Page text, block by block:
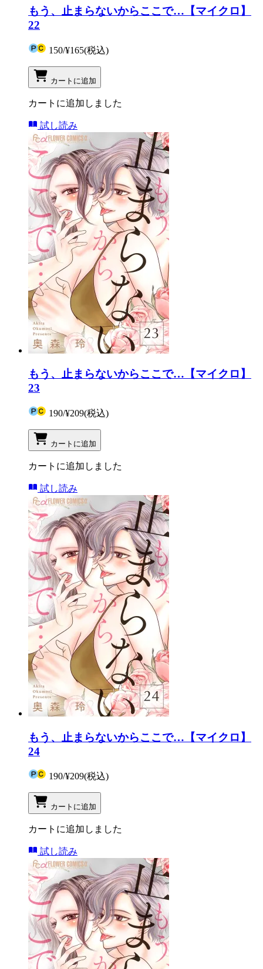
もう、止まらないからここで…【マイクロ】
22
150/¥165(税込)
カートに追加
カートに追加しました
試し読み
もう、止まらないからここで…【マイクロ】
23
190/¥209(税込)
カートに追加
カートに追加しました
試し読み
もう、止まらないからここで…【マイクロ】
24
190/¥209(税込)
カートに追加
カートに追加しました
試し読み